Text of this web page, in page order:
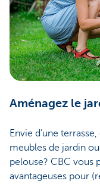
Aménagez le
Envie d’une
meubles de jardin
pelouse? CBC vous
avantageuses pour